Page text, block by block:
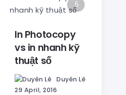
5
In Photocopy
vs in nhanh kỹ
thuật số
Duyên Lê
29 April, 2016